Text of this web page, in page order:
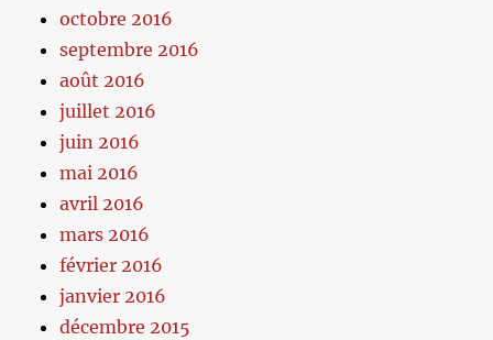
octobre 2016
septembre 2016
août 2016
juillet 2016
juin 2016
mai 2016
avril 2016
mars 2016
février 2016
janvier 2016
décembre 2015